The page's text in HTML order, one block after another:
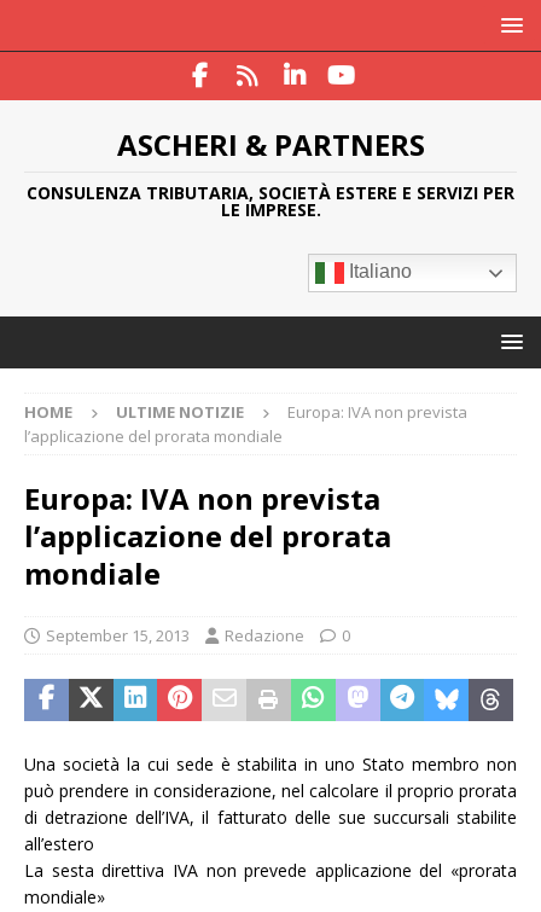
ASCHERI & PARTNERS
CONSULENZA TRIBUTARIA, SOCIETÀ ESTERE E SERVIZI PER
LE IMPRESE.
Italiano
HOME ULTIME NOTIZIE
Europa: IVA non prevista
l’applicazione del prorata mondiale
Europa: IVA non prevista
l’applicazione del prorata
mondiale
September 15, 2013 Redazione 0
Una società la cui sede è stabilita in uno Stato membro non
può prendere in considerazione, nel calcolare il proprio prorata
di detrazione dell’IVA, il fatturato delle sue succursali stabilite
all’estero
La sesta direttiva IVA non prevede applicazione del «prorata
mondiale»